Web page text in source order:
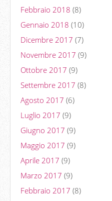
Febbraio 2018 (8)
Gennaio 2018 (10)
Dicembre 2017 (7)
Novembre 2017 (9)
Ottobre 2017 (9)
Settembre 2017 (8)
Agosto 2017 (6)
Luglio 2017 (9)
Giugno 2017 (9)
Maggio 2017 (9)
Aprile 2017 (9)
Marzo 2017 (9)
Febbraio 2017 (8)